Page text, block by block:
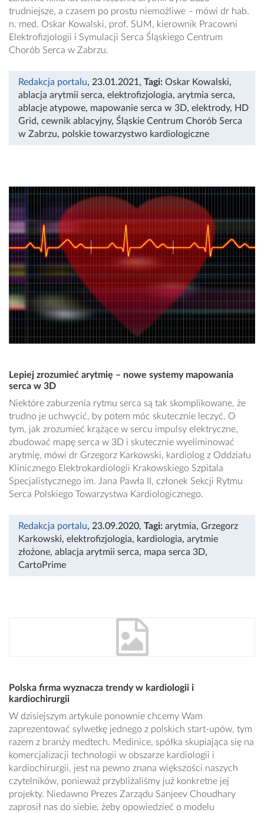
trudniejsze, a czasem po prostu niemożliwe – mówi dr hab.
n. med. Oskar Kowalski, prof. SUM, kierownik Pracowni
Elektrofizjologii i Symulacji Serca Śląskiego Centrum
Chorób Serca w Zabrzu.
Redakcja portalu, 23.01.2021 , Tagi: Oskar Kowalski,
ablacja arytmii serca, elektrofizjologia, arytmia serca,
ablacje atypowe, mapowanie serca w 3D, elektrody, HD
Grid, cewnik ablacyjny, Śląskie Centrum Chorób Serca
w Zabrzu, polskie towarzystwo kardiologiczne
Lepiej zrozumieć arytmię – nowe systemy mapowania
serca w 3D
Niektóre zaburzenia rytmu serca są tak skomplikowane, że
trudno je uchwycić, by potem móc skutecznie leczyć. O
tym, jak zrozumieć krążące w sercu impulsy elektryczne,
zbudować mapę serca w 3D i skutecznie wyeliminować
arytmię, mówi dr Grzegorz Karkowski, kardiolog z Oddziału
Klinicznego Elektrokardiologii Krakowskiego Szpitala
Specjalistycznego im. Jana Pawła II, członek Sekcji Rytmu
Serca Polskiego Towarzystwa Kardiologicznego.
Redakcja portalu, 23.09.2020, Tagi: arytmia, Grzegorz
Karkowski, elektrofizjologia, kardiologia, arytmie
złożone, ablacja arytmii serca, mapa serca 3D,
CartoPrime
Polska firma wyznacza trendy w kardiologii i
kardiochirurgii
W dzisiejszym artykule ponownie chcemy Wam
zaprezentować sylwetkę jednego z polskich start-upów, tym
razem z branży medtech. Medinice, spółka skupiająca się na
komercjalizacji technologii w obszarze kardiologii i
kardiochirurgii, jest na pewno znana większości naszych
czytelników, ponieważ przybliżaliśmy już konkretne jej
projekty. Niedawno Prezes Zarządu Sanjeev Choudhary
zaprosił nas do siebie, żeby opowiedzieć o modelu